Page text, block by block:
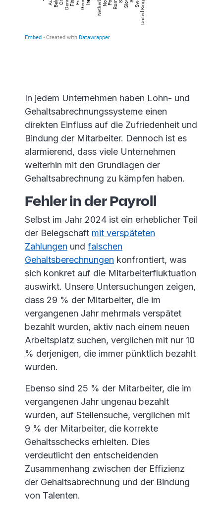
In jedem Unternehmen haben Lohn- und
Gehaltsabrechnungssysteme einen
direkten Einfluss auf die Zufriedenheit und
Bindung der Mitarbeiter. Dennoch ist es
alarmierend, dass viele Unternehmen
weiterhin mit den Grundlagen der
Gehaltsabrechnung zu kämpfen haben.
Fehler in der Payroll
Selbst im Jahr 2024 ist ein erheblicher Teil
der Belegschaft mit verspäteten
Zahlungen und falschen
Gehaltsberechnungen konfrontiert, was
sich konkret auf die Mitarbeiterfluktuation
auswirkt. Unsere Untersuchungen zeigen,
dass 29 % der Mitarbeiter, die im
vergangenen Jahr mehrmals verspätet
bezahlt wurden, aktiv nach einem neuen
Arbeitsplatz suchen, verglichen mit nur 10
% derjenigen, die immer pünktlich bezahlt
wurden.
Ebenso sind 25 % der Mitarbeiter, die im
vergangenen Jahr ungenau bezahlt
wurden, auf Stellensuche, verglichen mit
9 % der Mitarbeiter, die korrekte
Gehaltsschecks erhielten. Dies
verdeutlicht den entscheidenden
Zusammenhang zwischen der Effizienz
der Gehaltsabrechnung und der Bindung
von Talenten.